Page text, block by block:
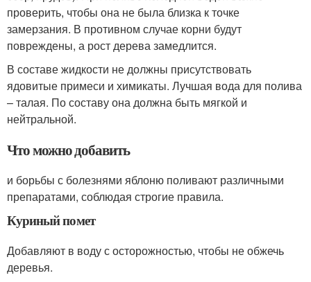
проверить, чтобы она не была близка к точке
замерзания. В противном случае корни будут
повреждены, а рост дерева замедлится.
В составе жидкости не должны присутствовать
ядовитые примеси и химикаты. Лучшая вода для полива
– талая. По составу она должна быть мягкой и
нейтральной.
Что можно добавить
и борьбы с болезнями яблоню поливают различными
препаратами, соблюдая строгие правила.
Куриный помет
Добавляют в воду с осторожностью, чтобы не обжечь
деревья.